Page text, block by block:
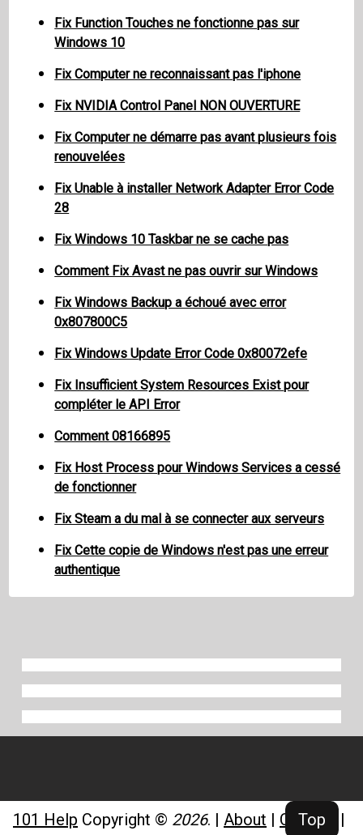
Top
Fix Function Touches ne fonctionne pas sur
Windows 10
Fix Computer ne reconnaissant pas l'iphone
Fix NVIDIA Control Panel NON OUVERTURE
Fix Computer ne démarre pas avant plusieurs fois
renouvelées
Fix Unable à installer Network Adapter Error Code
28
Fix Windows 10 Taskbar ne se cache pas
Comment Fix Avast ne pas ouvrir sur Windows
Fix Windows Backup a échoué avec error
0x807800C5
Fix Windows Update Error Code 0x80072efe
Fix Insufficient System Resources Exist pour
compléter le API Error
Comment 08166895
Fix Host Process pour Windows Services a cessé
de fonctionner
Fix Steam a du mal à se connecter aux serveurs
Fix Cette copie de Windows n'est pas une erreur
authentique
101 Help Copyright © 2026. | About | Contact
|